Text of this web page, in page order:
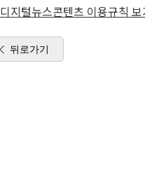
디지털뉴스콘텐츠 이용규칙 보
뒤로가기